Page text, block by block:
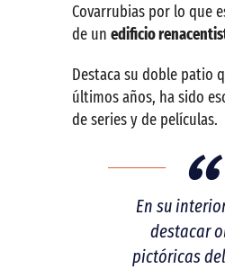
Covarrubias por lo que
de un edificio
Destaca su doble patio
últimos años, ha sido
de series y de películas.
En su
destacar
pictóricas